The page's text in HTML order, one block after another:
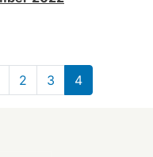
2 3 4